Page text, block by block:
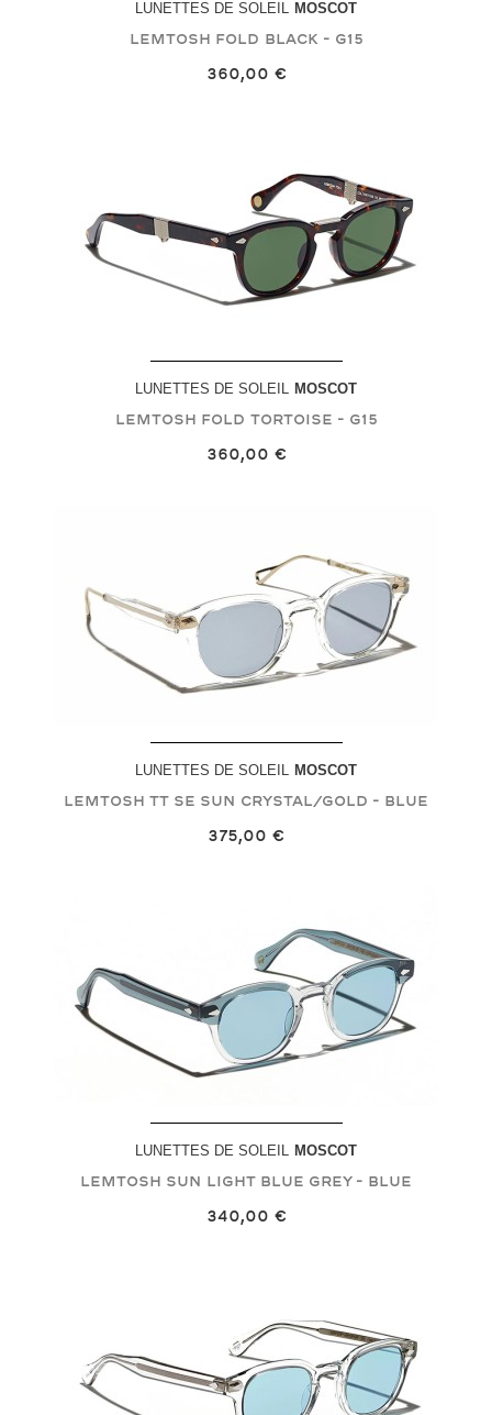
LUNETTES DE SOLEIL MOSCOT
LEMTOSH FOLD Black - G15
360,00 €
LUNETTES DE SOLEIL MOSCOT
LEMTOSH FOLD Tortoise - G15
360,00 €
LUNETTES DE SOLEIL MOSCOT
LEMTOSH TT SE SUN Crystal/Gold - Blue
375,00 €
LUNETTES DE SOLEIL MOSCOT
LEMTOSH SUN Light Blue Grey - Blue
340,00 €